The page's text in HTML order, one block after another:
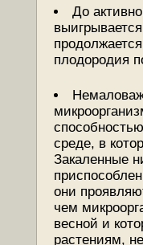
До
плодородия
среде, в
Закаленные
они
чем
весной и
растениям,